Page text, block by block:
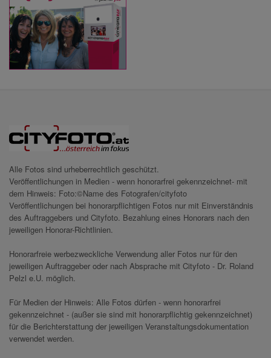
Alle Fotos sind urheberrechtlich geschützt.
Veröffentlichungen in Medien - wenn honorarfrei gekennzeichnet- mit
dem Hinweis: Foto:©Name des Fotografen/cityfoto
Veröffentlichungen bei honorarpflichtigen Fotos nur mit Einverständnis
des Auftraggebers und Cityfoto. Bezahlung eines Honorars nach den
jeweiligen Honorar-Richtlinien.
Honorarfreie werbezweckliche Verwendung aller Fotos nur für den
jeweiligen Auftraggeber oder nach Absprache mit Cityfoto - Dr. Roland
Pelzl e.U. möglich.
Für Medien der Hinweis: Alle Fotos dürfen - wenn honorarfrei
gekennzeichnet - (außer sie sind mit honorarpflichtig gekennzeichnet)
für die Berichterstattung der jeweiligen Veranstaltungsdokumentation
verwendet werden.